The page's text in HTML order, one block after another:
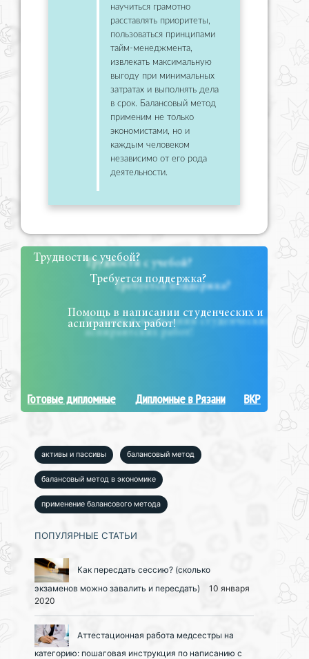
научиться грамотно
расставлять приоритеты,
пользоваться принципами
тайм-менеджмента,
извлекать максимальную
выгоду при минимальных
затратах и выполнять дела
в срок. Балансовый метод
применим не только
экономистами, но и
каждым человеком
независимо от его рода
деятельности.
Трудности с учебой?
Требуется поддержка?
Помощь в написании студенческих и
аспирантских работ!
Готовые дипломные Дипломные в Рязани ВКР
активы и пассивы балансовый метод
балансовый метод в экономике
применение балансового метода
ПОПУЛЯРНЫЕ СТАТЬИ
Как пересдать сессию? (сколько
экзаменов можно завалить и пересдать)
10 января
2020
Аттестационная работа медсестры на
категорию: пошаговая инструкция по написанию с